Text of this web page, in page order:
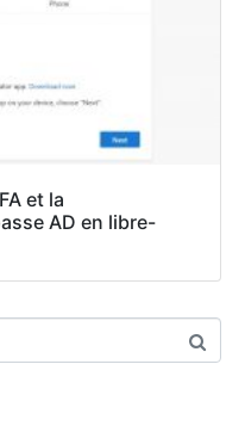
et la
AD en libre-